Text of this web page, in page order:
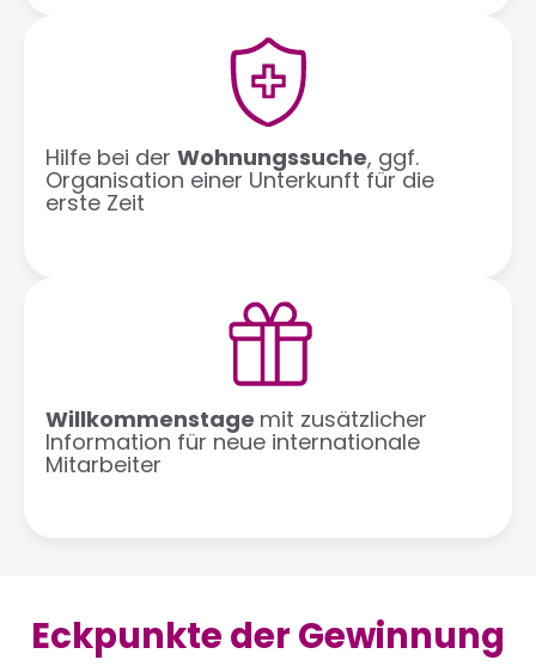
Hilfe bei der Wohnungssuche, ggf.
Organisation einer Unterkunft für die
erste Zeit
Willkommenstage mit zusätzlicher
Information für neue internationale
Mitarbeiter
Eckpunkte der Gewinnung